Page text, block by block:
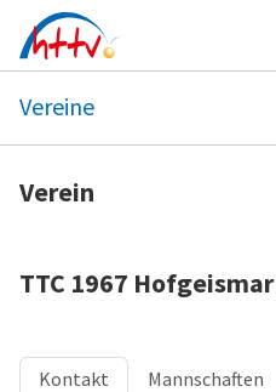
Inhalt
springen
Vereine
Verein
TTC 1967 Hofgeismar
Kontakt Mannschaften